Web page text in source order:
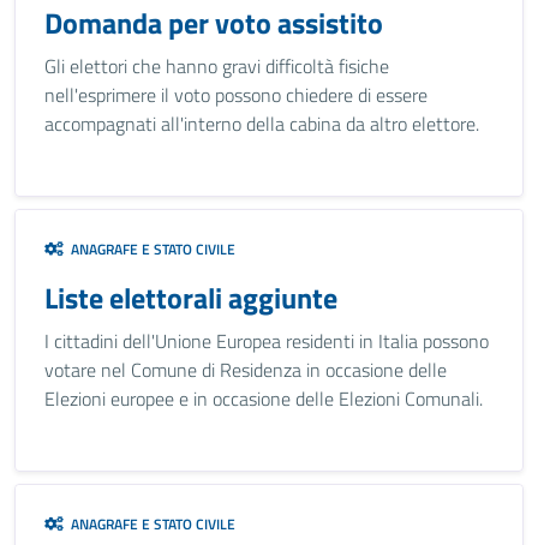
Domanda per voto assistito
Gli elettori che hanno gravi difficoltà fisiche
nell'esprimere il voto possono chiedere di essere
accompagnati all'interno della cabina da altro elettore.
ANAGRAFE E STATO CIVILE
Liste elettorali aggiunte
I cittadini dell'Unione Europea residenti in Italia possono
votare nel Comune di Residenza in occasione delle
Elezioni europee e in occasione delle Elezioni Comunali.
ANAGRAFE E STATO CIVILE